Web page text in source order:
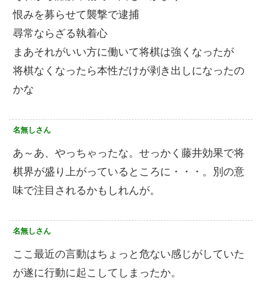
恨みを募らせて襲撃で逮捕
尋常ならざる執着心
まあそれがいい方に働いて将棋は強くなったが
将棋なくなったら本性だけが剥き出しになったの
かな
名無しさん
あ～あ、やっちゃったな。せっかく藤井効果で将
棋界が盛り上がっているところに・・・。別の意
味で注目されるかもしれんが。
名無しさん
ここ最近の言動はちょっと危ない感じがしていた
が遂に行動に起こしてしまったか。